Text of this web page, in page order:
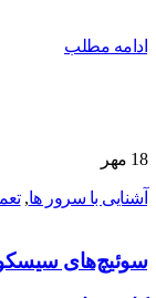
ادامه مطلب
18 مهر
آشنایی با سرور ها,